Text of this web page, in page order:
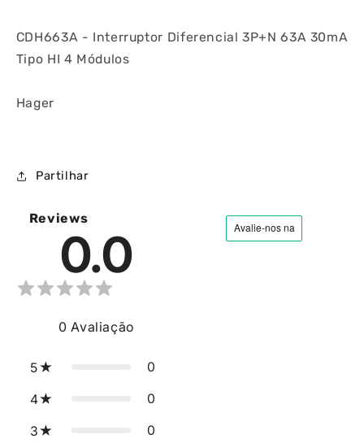
CDH663A - Interruptor Diferencial 3P+N 63A 30mA
Tipo HI 4 Módulos
Hager
Partilhar
Reviews
0.0
0 Avaliação
5 0
4 0
3 0